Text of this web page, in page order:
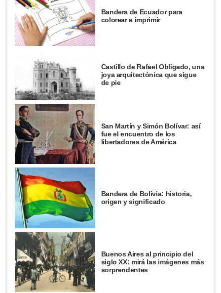
Bandera de Ecuador para
colorear e imprimir
Castillo de Rafael Obligado, una
joya arquitectónica que sigue
de pie
San Martín y Simón Bolívar: así
fue el encuentro de los
libertadores de América
Bandera de Bolivia: historia,
origen y significado
Buenos Aires al principio del
siglo XX: mirá las imágenes más
sorprendentes